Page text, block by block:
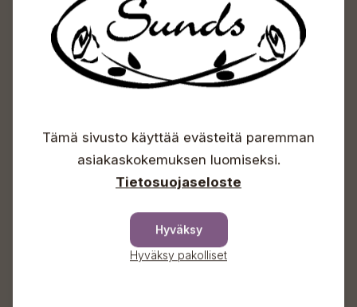
Sundin Puutarhakeskus
Avoinna
Sunnuntaisin Itsepalvelu
Info & vaihde
Tämä sivusto käyttää evästeitä paremman
asiakaskokemuksen luomiseksi.
Tietosuojaseloste
Hyväksy
Hyväksy pakolliset